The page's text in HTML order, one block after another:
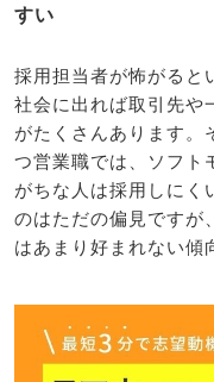
すい
採用担当者が怖がると
社会に出れば取引先や
がたくさんあります。
つ営業職では、ソフト
がちな人は採用しにく
のはただの偏見ですが
はあまり好まれない傾